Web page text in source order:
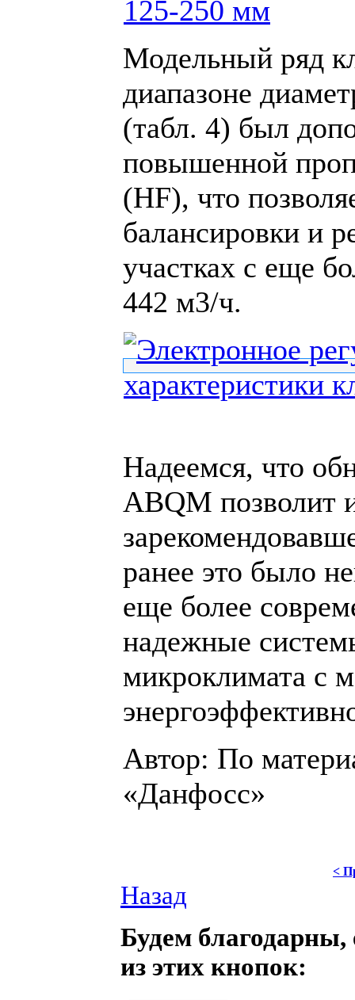
Модельный ряд
диапазоне
(табл. 4) был
повышенной
(HF), что
балансировки и
участках с еще
442 м3/ч.
Надеемся, что
ABQM позволит
ранее это было
еще более
надежные
микроклимата с
Автор: По
«Данфосс»
<
Назад
Будем благодарны,
из этих кнопок: